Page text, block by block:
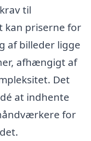
til
kan priserne for
af billeder ligge
afhængigt af
Det
at indhente
for